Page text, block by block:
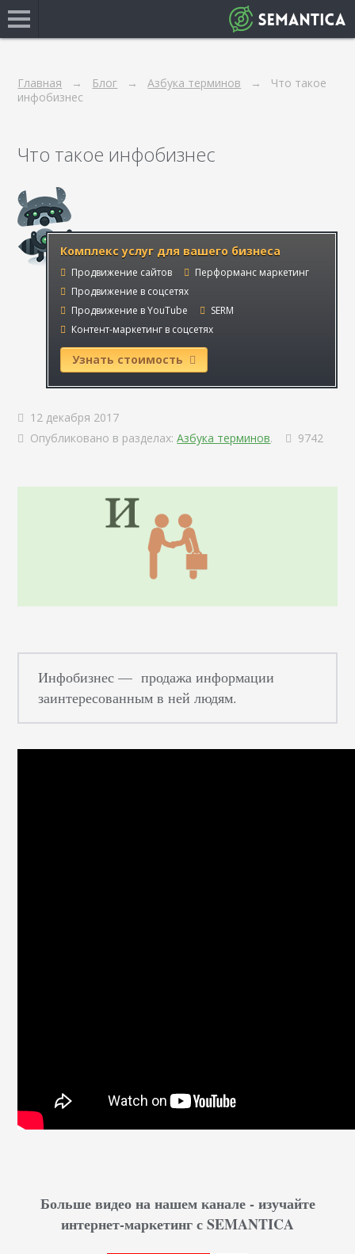
Главная Блог Азбука терминов
Что такое
инфобизнес
Что такое инфобизнес
Комплекс услуг для вашего бизнеса
Продвижение сайтов
Перформанс маркетинг
Продвижение в соцсетях
Продвижение в YouTube
SERM
Контент-маркетинг в соцсетях
Узнать стоимость
12 декабря 2017
Опубликовано в разделах: Азбука терминов. 9742
Инфобизнес — продажа информации
заинтересованным в ней людям.
Больше видео на нашем канале - изучайте
интернет-маркетинг с SEMANTICA